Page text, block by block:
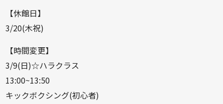
【休館日】
3/20(木祝)
【時間変更】
3/9(日)☆ハラクラス
13:00~13:50
キックボクシング(初心者)